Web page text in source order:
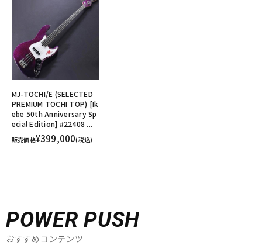
MJ-TOCHI/E (SELECTED
PREMIUM TOCHI TOP) [Ik
ebe 50th Anniversary Sp
ecial Edition] #22408 ...
販売価格¥399,000(税込)
POWER PUSH
おすすめコンテンツ